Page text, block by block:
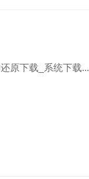
原下载_系统下载...